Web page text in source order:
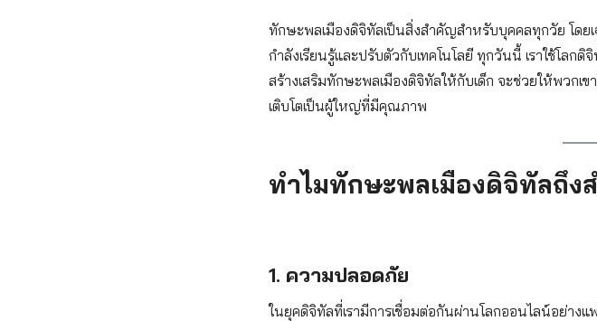
ทักษะพลเมืองดิจิทัลเป็นสิ่งสำคัญสำหรับบุคคลทุกวัย โดย
กำลังเรียนรู้และปรับตัวกับเทคโนโลยี ทุกวันนี้ เราใช้โลก
สร้างเสริมทักษะพลเมืองดิจิทัลให้กับเด็ก จะช่วยให้พวก
เติบโตเป็นผู้ใหญ่ที่มีคุณภาพ
ทำไมทักษะพลเมืองดิจิทัลถึง
1. ความปลอดภัย
ในยุคดิจิทัลที่เรามีการเชื่อมต่อกันผ่านโลกออนไลน์อย่า